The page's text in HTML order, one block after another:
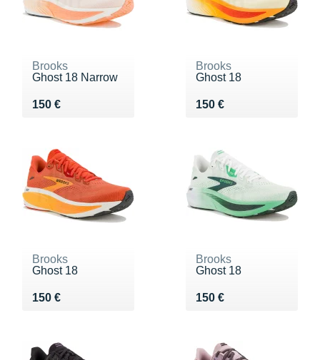
Brooks
Ghost 18 Narrow
150 €
Vendu 150 €
Brooks
Ghost 18
150 €
Vendu 150 €
Brooks
Ghost 18
150 €
Vendu 150 €
Brooks
Ghost 18
150 €
Vendu 150 €